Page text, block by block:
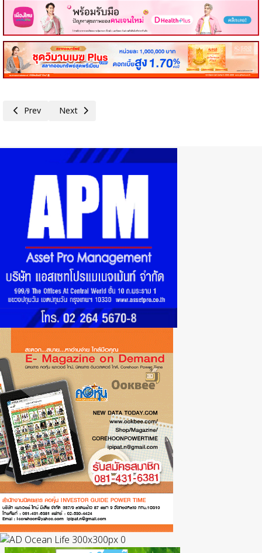
Previous article: หลักทรัพย์บัวหลวง ปลื้ม ‘TFEX Master’ กระแสตอบรับ
Prev Next article: DMT จัดกิจกรรม Earnings Call (OPPDAY) ป
Next